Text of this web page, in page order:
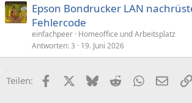
Epson Bondrucker LAN
Fehlercode
einfachpeer Homeoffice und Arbeitsplatz
Antworten 3 19. Juni 2026
Teilen: FacebookX (Twitter)
BlueskyRedditWhatsApp
E-Mail